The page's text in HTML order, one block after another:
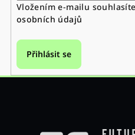
Vložením e-mailu
osobních údajů
Přihlásit se